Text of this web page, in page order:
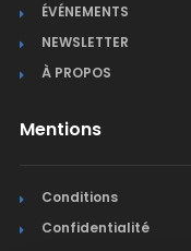
ÉVÉNEMENTS
NEWSLETTER
À PROPOS
Mentions
Conditions
Confidentialité